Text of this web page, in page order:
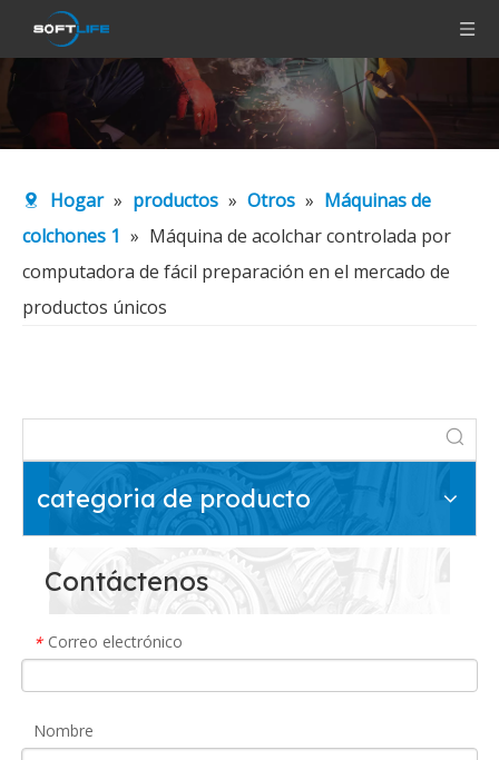
Hogar » productos » Otros » Máquinas de
colchones 1 » Máquina de acolchar controlada por
computadora de fácil preparación en el mercado de
productos únicos
categoria de producto
Contáctenos
* Correo electrónico
Nombre